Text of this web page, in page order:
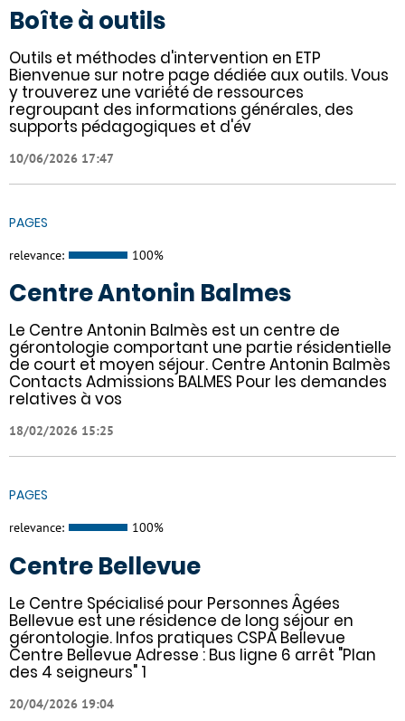
Boîte à outils
Outils et méthodes d'intervention en ETP
Bienvenue sur notre page dédiée aux outils. Vous
y trouverez une variété de ressources
regroupant des informations générales, des
supports pédagogiques et d'év
10/06/2026 17:47
PAGES
relevance: 100%
Centre Antonin Balmes
Le Centre Antonin Balmès est un centre de
gérontologie comportant une partie résidentielle
de court et moyen séjour. Centre Antonin Balmès
Contacts Admissions BALMES Pour les demandes
relatives à vos
18/02/2026 15:25
PAGES
relevance: 100%
Centre Bellevue
Le Centre Spécialisé pour Personnes Âgées
Bellevue est une résidence de long séjour en
gérontologie. Infos pratiques CSPA Bellevue
Centre Bellevue Adresse : Bus ligne 6 arrêt "Plan
des 4 seigneurs" 1
20/04/2026 19:04